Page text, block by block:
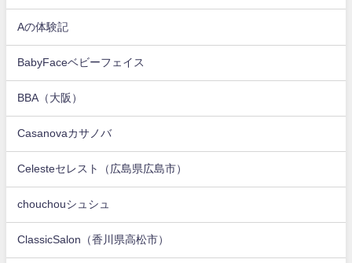
Aの体験記
BabyFaceベビーフェイス
BBA（大阪）
Casanovaカサノバ
Celesteセレスト（広島県広島市）
chouchouシュシュ
ClassicSalon（香川県高松市）